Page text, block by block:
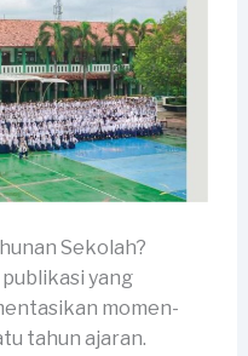
Sekolah?
yang
momen-
tahun ajaran.